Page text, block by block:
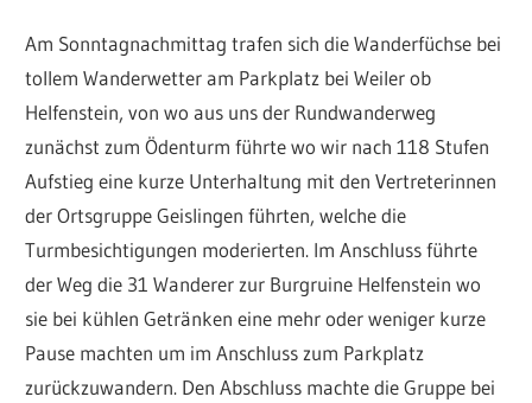
Am Sonntagnachmittag trafen sich die Wanderfüchse bei
tollem Wanderwetter am Parkplatz bei Weiler ob
Helfenstein, von wo aus uns der Rundwanderweg
zunächst zum Ödenturm führte wo wir nach 118 Stufen
Aufstieg eine kurze Unterhaltung mit den Vertreterinnen
der Ortsgruppe Geislingen führten, welche die
Turmbesichtigungen moderierten. Im Anschluss führte
der Weg die 31 Wanderer zur Burgruine Helfenstein wo
sie bei kühlen Getränken eine mehr oder weniger kurze
Pause machten um im Anschluss zum Parkplatz
zurückzuwandern. Den Abschluss machte die Gruppe bei